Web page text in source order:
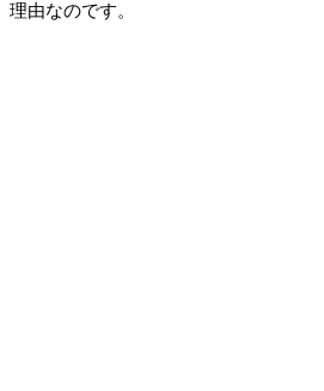
理由なのです。